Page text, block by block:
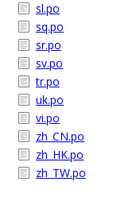
sl.po
sq.po
sr.po
sv.po
tr.po
uk.po
vi.po
zh_CN.po
zh_HK.po
zh_TW.po